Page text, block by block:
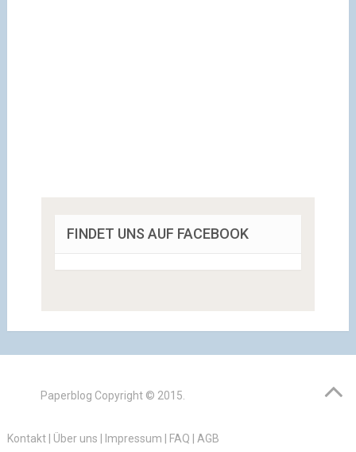
FINDET UNS AUF FACEBOOK
Paperblog Copyright © 2015.
Kontakt| Über uns Impressum FAQ AGB